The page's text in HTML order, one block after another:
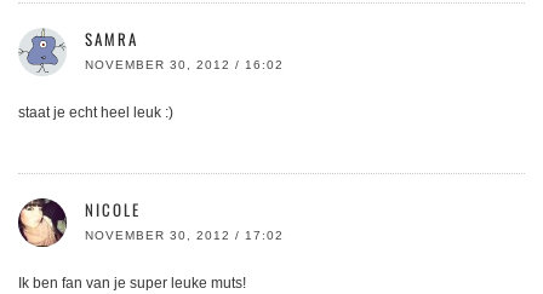
SAMRA
NOVEMBER 30, 2012 / 16:02
staat je echt heel leuk :)
NICOLE
NOVEMBER 30, 2012 / 17:02
Ik ben fan van je super leuke muts!